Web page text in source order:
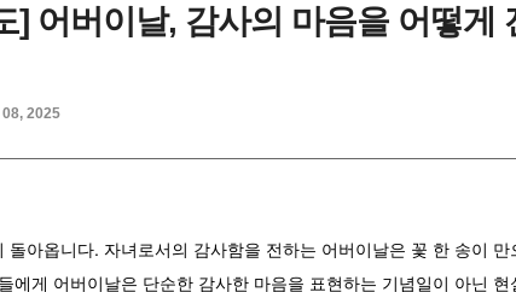
] 어버이날, 감사의 마음을 어떻게
08, 2025
돌아옵니다. 자녀로서의 감사함을 전하는 어버이날은 꽃 한 송이
에게 어버이날은 단순한 감사한 마음을 표현하는 기념일이 아닌